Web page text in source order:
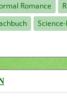
Romance